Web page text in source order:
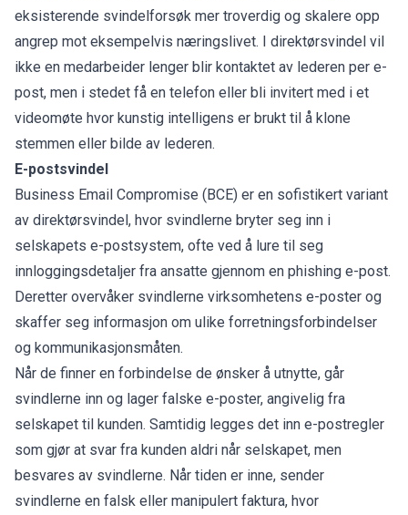
eksisterende svindelforsøk mer troverdig og skalere opp
angrep mot eksempelvis næringslivet. I direktørsvindel vil
ikke en medarbeider lenger blir kontaktet av lederen per e-
post, men i stedet få en telefon eller bli invitert med i et
videomøte hvor kunstig intelligens er brukt til å klone
stemmen eller bilde av lederen.
E-postsvindel
Business Email Compromise (BCE) er en sofistikert variant
av direktørsvindel, hvor svindlerne bryter seg inn i
selskapets e-postsystem, ofte ved å lure til seg
innloggingsdetaljer fra ansatte gjennom en phishing e-post.
Deretter overvåker svindlerne virksomhetens e-poster og
skaffer seg informasjon om ulike forretningsforbindelser
og kommunikasjonsmåten.
Når de finner en forbindelse de ønsker å utnytte, går
svindlerne inn og lager falske e-poster, angivelig fra
selskapet til kunden. Samtidig legges det inn e-postregler
som gjør at svar fra kunden aldri når selskapet, men
besvares av svindlerne. Når tiden er inne, sender
svindlerne en falsk eller manipulert faktura, hvor